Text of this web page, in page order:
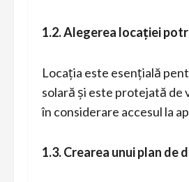
1.2. Alegerea locației
Locația este esențială
solară și este protejată de
în considerare accesul la
1.3. Crearea unui plan de